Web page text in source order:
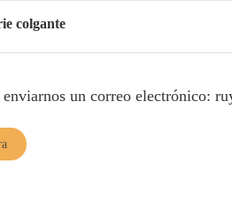
colgante
enviarnos un correo electrónico: